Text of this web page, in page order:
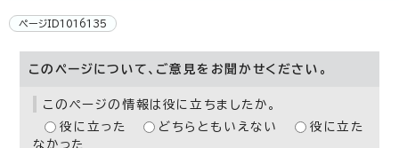
ページID1016135
このページについて、ご意見をお聞かせください。
このページの情報は役に立ちましたか。
役に立った
どちらともいえない
役に立た
なかった